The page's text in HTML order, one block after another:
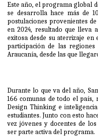
Este año, el programa global
se desarrolla hace más de
postulaciones provenientes
en 2024, resultado que lleva
exitosa desde su aterrizaje
participación de las
Araucanía, desde las que
Durante lo que va del año,
166 comunas de todo el país,
Design Thinking e
estudiantes. Junto con esto
vez jóvenes y docentes de
ser parte activa del programa.